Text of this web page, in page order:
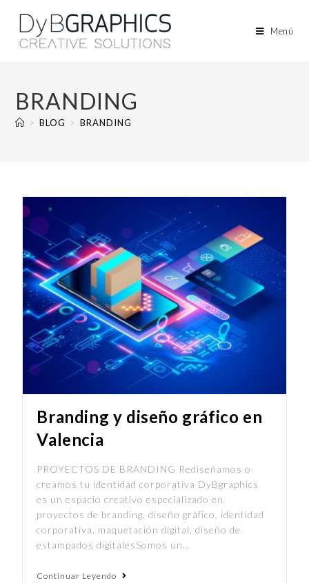
Menú
BRANDING
> BLOG > BRANDING
Branding y diseño gráfico en
Valencia
PROYECTOS DE BRANDING Rediseñamos o
creamos tu identidad corporativa DyBgraphics
es un espacio creativo especializado en
proyectos de branding, diseño gráfico, identidad
corporativa, maquetación digital, diseño de
estampados digitalesSomos un…
Continuar Leyendo